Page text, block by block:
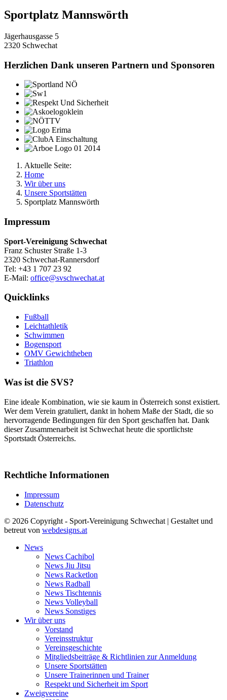
Sportplatz Mannswörth
Jägerhausgasse 5
2320 Schwechat
Herzlichen Dank unseren Partnern und Sponsoren
Aktuelle Seite:
Home
Wir über uns
Unsere Sportstätten
Sportplatz Mannswörth
Impressum
Sport-Vereinigung Schwechat
Franz Schuster Straße 1-3
2320 Schwechat-Rannersdorf
Tel: +43 1 707 23 92
E-Mail: office@svschwechat.at
Quicklinks
Fußball
Leichtathletik
Schwimmen
Bogensport
OMV Gewichtheben
Triathlon
Was ist die SVS?
Eine ideale Kombination, wie sie kaum in Österreich sonst existiert.
Wer dem Verein gratuliert, dankt in hohem Maße der Stadt, die so
hervorragende Bedingungen für den Sport geschaffen hat. Dank
dieser Zusammenarbeit ist Schwechat heute die sportlichste
Sportstadt Österreichs.
Rechtliche Informationen
Impressum
Datenschutz
© 2026 Copyright - Sport-Vereinigung Schwechat | Gestaltet und
betreut von webdesigns.at
News
News Cachibol
News Jiu Jitsu
News Racketlon
News Radball
News Tischtennis
News Volleyball
News Sonstiges
Wir über uns
Vorstand
Vereinsstruktur
Vereinsgeschichte
Mitgliedsbeiträge & Richtlinien zur Anmeldung
Unsere Sportstätten
Unsere Trainerinnen und Trainer
Respekt und Sicherheit im Sport
Zweigvereine